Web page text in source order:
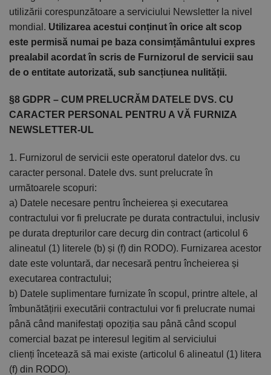
utilizării corespunzătoare a serviciului Newsletter la nivel
mondial. Utilizarea acestui conținut în orice alt scop
este permisă numai pe baza consimțământului expres
prealabil acordat în scris de Furnizorul de servicii sau
de o entitate autorizată, sub sancțiunea nulității.
§8 GDPR – CUM PRELUCRĂM DATELE DVS. CU
CARACTER PERSONAL PENTRU A VĂ FURNIZA
NEWSLETTER-UL
1. Furnizorul de servicii este operatorul datelor dvs. cu
caracter personal. Datele dvs. sunt prelucrate în
următoarele scopuri:
a) Datele necesare pentru încheierea și executarea
contractului vor fi prelucrate pe durata contractului, inclusiv
pe durata drepturilor care decurg din contract (articolul 6
alineatul (1) literele (b) și (f) din RODO). Furnizarea acestor
date este voluntară, dar necesară pentru încheierea și
executarea contractului;
b) Datele suplimentare furnizate în scopul, printre altele, al
îmbunătățirii executării contractului vor fi prelucrate numai
până când manifestați opoziția sau până când scopul
comercial bazat pe interesul legitim al serviciului
clienți încetează să mai existe (articolul 6 alineatul (1) litera
(f) din RODO).